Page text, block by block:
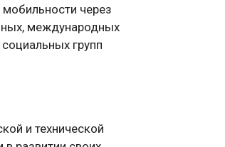
через
международных
групп
и технической